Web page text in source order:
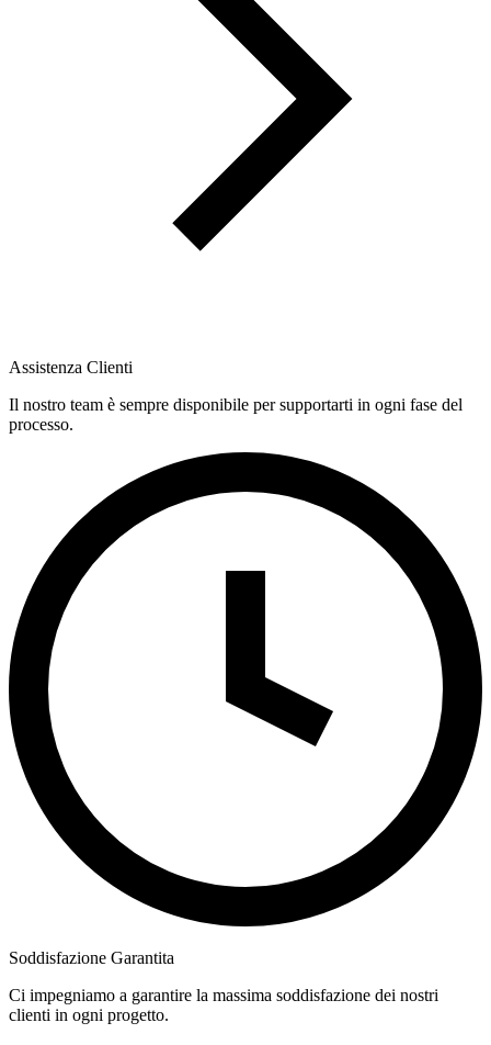
Assistenza Clienti
Il nostro team è sempre disponibile per supportarti in ogni fase del
processo.
Soddisfazione Garantita
Ci impegniamo a garantire la massima soddisfazione dei nostri
clienti in ogni progetto.